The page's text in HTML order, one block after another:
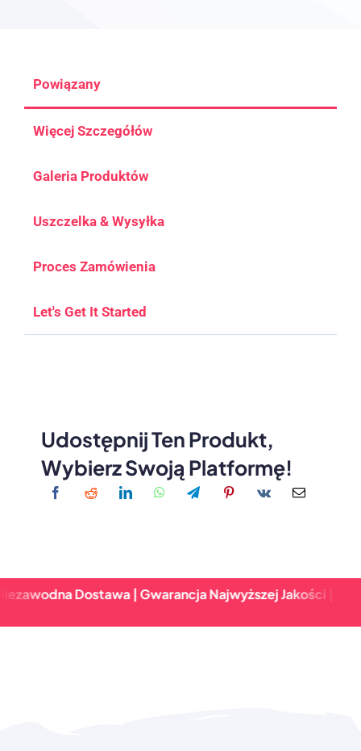
Powiązany
Więcej Szczegółów
Galeria Produktów
Uszczelka & Wysyłka
Proces Zamówienia
Let's Get It Started
Udostępnij Ten Produkt,
Wybierz Swoją Platformę!
Dostawa | Gwarancja Najwyższej Jakości | Szybki